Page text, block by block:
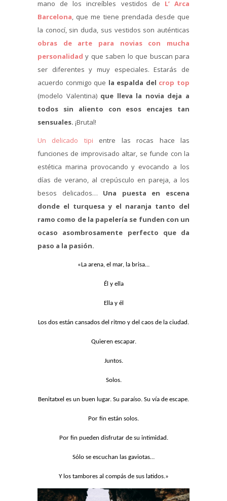
mano de los increíbles vestidos de L’ Arca
Barcelona, que me tiene prendada desde que
la conocí, sin duda, sus vestidos son auténticas
obras de arte para novias con mucha
personalidad y que saben lo que buscan para
ser diferentes y muy especiales. Estarás de
acuerdo conmigo que la espalda del crop top
(modelo Valentina)que lleva la novia deja a
todos sin aliento con esos encajes tan
sensuales. ¡Brutal!
Un delicado tipi entre las rocas hace las
funciones de improvisado altar, se funde con la
estética marina provocando y evocando a los
días de verano, al crepúsculo en pareja, a los
besos delicados… Una puesta en escena
donde el turquesa y el naranja tanto del
ramo como de la papelería se funden con un
ocaso asombrosamente perfecto que da
paso a la pasión.
«La arena, el mar, la brisa…
Él y ella
Ella y él
Los dos están cansados del ritmo y del caos de la ciudad.
Quieren escapar.
Juntos.
Solos.
Benitatxel es un buen lugar. Su paraíso. Su vía de escape.
Por fin están solos.
Por fin pueden disfrutar de su intimidad.
Sólo se escuchan las gaviotas…
Y los tambores al compás de sus latidos.»